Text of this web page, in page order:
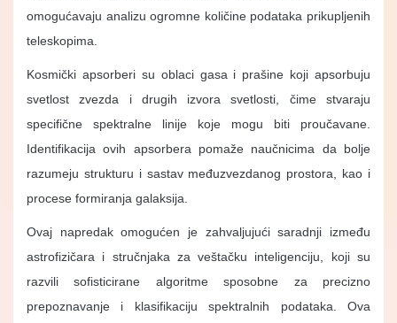
omogućavaju analizu ogromne količine podataka prikupljenih
teleskopima.
Kosmički apsorberi su oblaci gasa i prašine koji apsorbuju
svetlost zvezda i drugih izvora svetlosti, čime stvaraju
specifične spektralne linije koje mogu biti proučavane.
Identifikacija ovih apsorbera pomaže naučnicima da bolje
razumeju strukturu i sastav međuzvezdanog prostora, kao i
procese formiranja galaksija.
Ovaj napredak omogućen je zahvaljujući saradnji između
astrofizičara i stručnjaka za veštačku inteligenciju, koji su
razvili sofisticirane algoritme sposobne za precizno
prepoznavanje i klasifikaciju spektralnih podataka. Ova